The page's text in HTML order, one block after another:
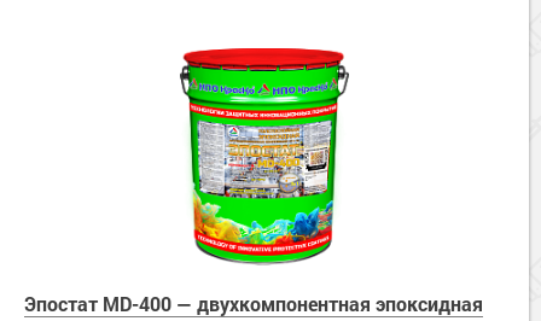
Эпостат MD-400 — двухкомпонентная эпоксидная